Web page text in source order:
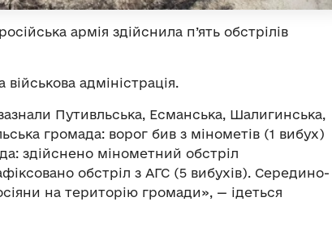
армія здійснила п’ять обстрілів
адміністрація.
Путивльська, Есманська, Шалигинська,
громада: ворог бив з мінометів (1 вибух)
здійснено мінометний обстріл
обстріл з АГС (5 вибухів). Середино-
на територію громади», — ідеться